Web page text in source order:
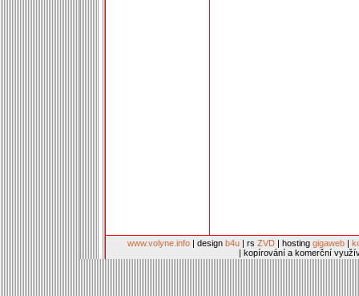
www.volyne.info | design b4u | rs ZVD | hosting gigaweb |
| kopírování a komerční